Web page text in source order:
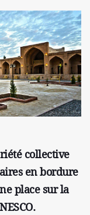
collective
en bordure
place sur la